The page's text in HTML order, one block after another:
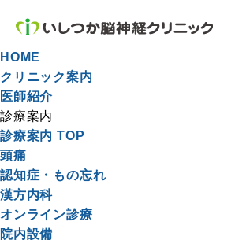
HOME
クリニック案内
医師紹介
診療案内
診療案内 TOP
頭痛
認知症・もの忘れ
漢方内科
オンライン診療
院内設備